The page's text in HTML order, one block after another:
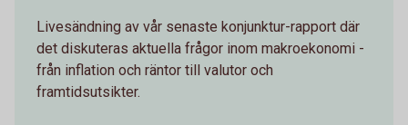
Livesändning av vår senaste konjunktur-rapport där
det diskuteras aktuella frågor inom makroekonomi -
från inflation och räntor till valutor och
framtidsutsikter.